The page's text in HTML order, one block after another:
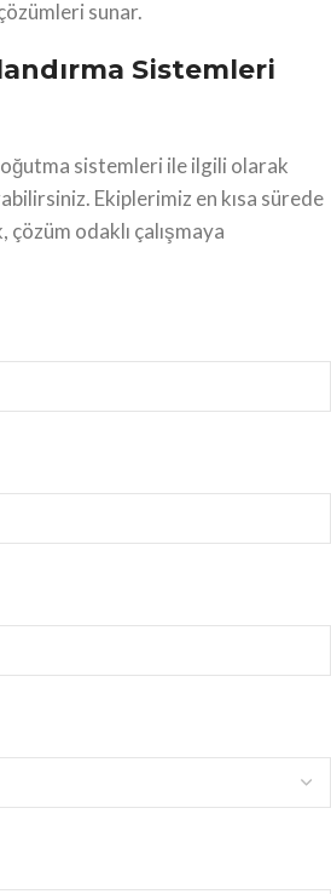
sunar.
Sistemleri
sistemleri ile ilgili olarak
Ekiplerimiz en kısa sürede
odaklı çalışmaya